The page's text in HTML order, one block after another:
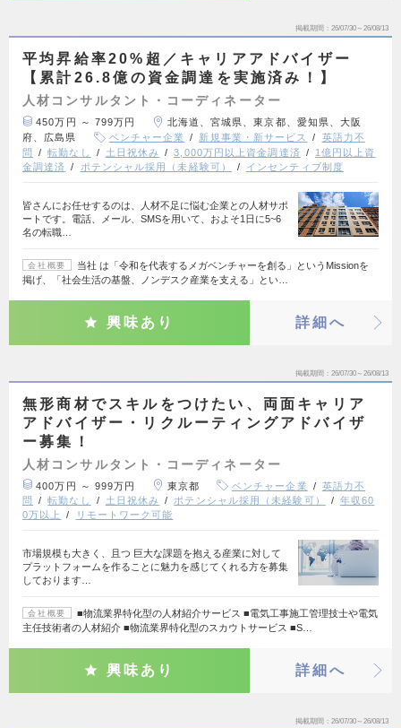
掲載期間 26/07/30～26/08/13
平均昇給率20%超／キャリアアドバイザー
【累計26.8億の資金調達を実施済み！】
人材コンサルタント・コーディネーター
450万円 ～ 799万円
北海道、宮城県、東京都、愛知県、大阪
府、広島県
ベンチャー企業 新規事業・新サービス
英語力不
問
転勤なし 土日祝休み 3,000万円以上資金調達済
1億円以上資
金調達済
ポテンシャル採用（未経験可） インセンティブ制度
皆さんにお任せするのは、人材不足に悩む企業との人材サポ
ートです。電話、メール、SMSを用いて、およそ1日に5~6
名の転職…
会社概要
当社 は「令和を代表するメガベンチャーを創る」というMissionを
掲げ、「社会生活の基盤、ノンデスク産業を支える」とい…
興味あり 詳細へ
掲載期間 26/07/30～26/08/13
無形商材でスキルをつけたい、両面キャリア
アドバイザー・リクルーティングアドバイザ
ー募集！
人材コンサルタント・コーディネーター
400万円 ～ 999万円 東京都 ベンチャー企業
英語力不
問
転勤なし 土日祝休み ポテンシャル採用（未経験可）
年収60
0万以上
リモートワーク可能
市場規模も大きく、且つ 巨大な課題を抱える産業に対して
プラットフォームを作ることに魅力を感じてくれる方を募集
しております…
会社概要
■物流業界特化型の人材紹介サービス ■電気工事施工管理技士や電気
主任技術者の人材紹介 ■物流業界特化型のスカウトサービス ■S…
興味あり 詳細へ
掲載期間 26/07/30～26/08/13